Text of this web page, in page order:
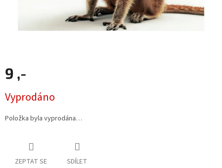
9 ,-
cena:
Vyprodáno
Položka byla vyprodána…
ZEPTAT SE SDÍLET